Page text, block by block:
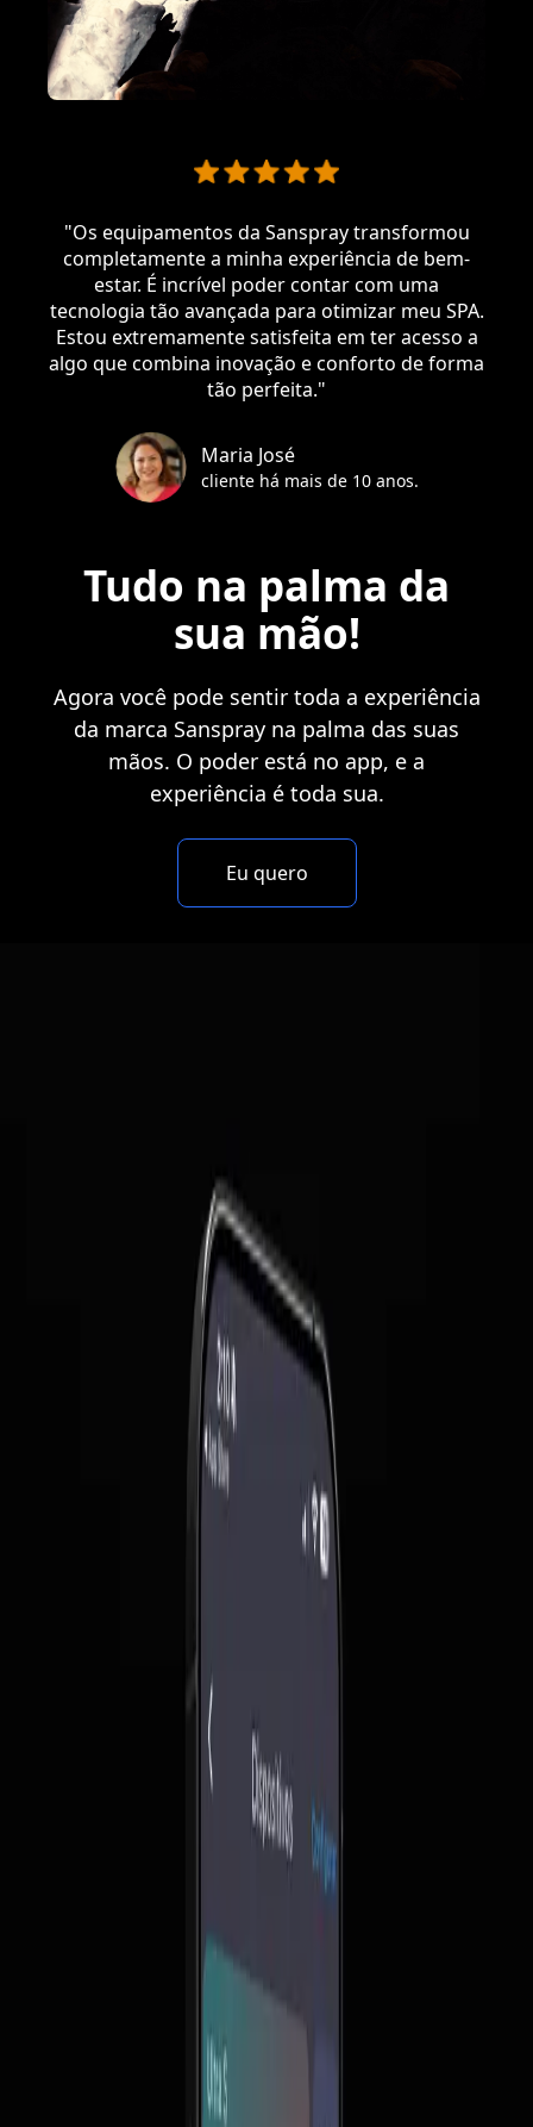
"Os equipamentos da Sanspray transformou
completamente a minha experiência de bem-
estar. É incrível poder contar com uma
tecnologia tão avançada para otimizar meu SPA.
Estou extremamente satisfeita em ter acesso a
algo que combina inovação e conforto de forma
tão perfeita."
Maria José
cliente há mais de 10 anos.
Tudo na palma da
sua mão!
Agora você pode sentir toda a experiência
da marca Sanspray na palma das suas
mãos. O poder está no app, e a
experiência é toda sua.
Eu quero